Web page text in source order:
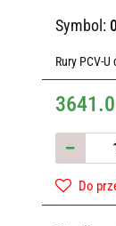
Symbol:
Rury PCV-
Do